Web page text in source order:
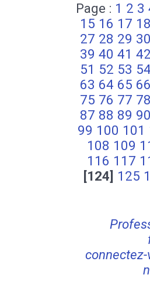
Page : 1 2 3
15 16 17 18
27 28 29 30
39 40 41 42
51 52 53 54
63 64 65 66
75 76 77 78
87 88 89 90
99 100 101
108 109
116 117
[124] 125